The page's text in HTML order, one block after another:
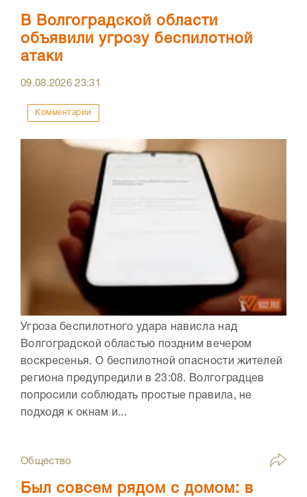
В Волгоградской области
объявили угрозу беспилотной
атаки
09.08.202623:31
Комментарии
Угроза беспилотного удара нависла над
Волгоградской областью поздним вечером
воскресенья. О беспилотной опасности жителей
региона предупредили в 23:08. Волгоградцев
попросили соблюдать простые правила, не
подходя к окнам и...
Общество
Был совсем рядом с домом: в